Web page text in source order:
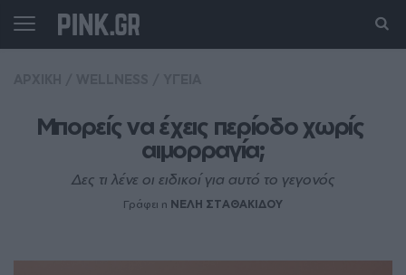
Μπορείς να έχεις περίοδο χωρίς
αιμορραγία;
Δες τι λένε οι ειδικοί για αυτό το γεγονός
Γράφει η ΝΕΛΗ ΣΤΑΘΑΚΙΔΟΥ